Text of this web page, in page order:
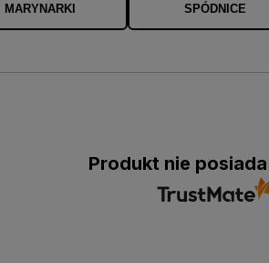
MARYNARKI SPÓDNICE
Produkt nie